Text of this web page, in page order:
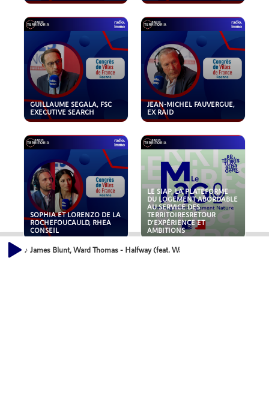
GUILLAUME SEGALA, FSC
EXECUTIVE SEARCH
JEAN-MICHEL FAUVERGUE,
EX RAID
SOPHIA ET LORENZO DE LA
ROCHEFOUCAULD, RHEA
CONSEIL
LE SIAP, LA PLATEFORME
DU LOGEMENT ABORDABLE
AU SERVICE DES
TERRITOIRESRETOUR
D'EXPÉRIENCE ET
AMBITIONS
♪ James Blunt, Ward Thomas - Halfway (feat. Ward Thomas)